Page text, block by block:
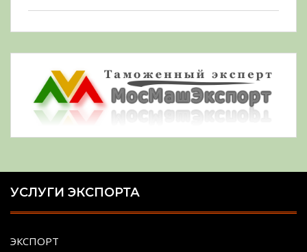
УСЛУГИ ЭКСПОРТА
ЭКСПОРТ